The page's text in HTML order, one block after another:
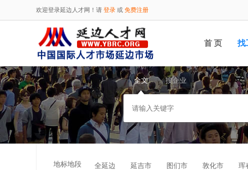
欢迎登录延边人才网！请 登录 或 免费注册
首 页 找
全文 搜企业
地标地段 全延边 延吉市 图们市 敦化市 珲